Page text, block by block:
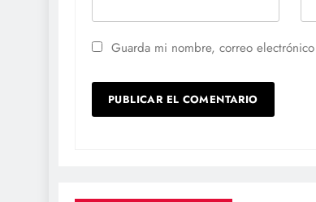
Guarda mi nombre, correo